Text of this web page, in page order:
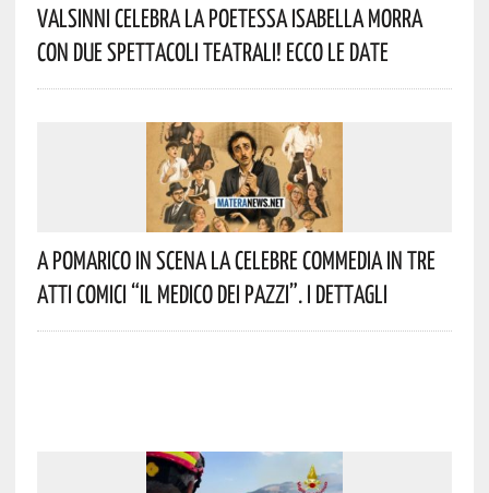
Valsinni Celebra La Poetessa Isabella Morra
Con Due Spettacoli Teatrali! Ecco Le Date
A Pomarico In Scena La Celebre Commedia In Tre
Atti Comici “Il Medico Dei Pazzi”. I Dettagli